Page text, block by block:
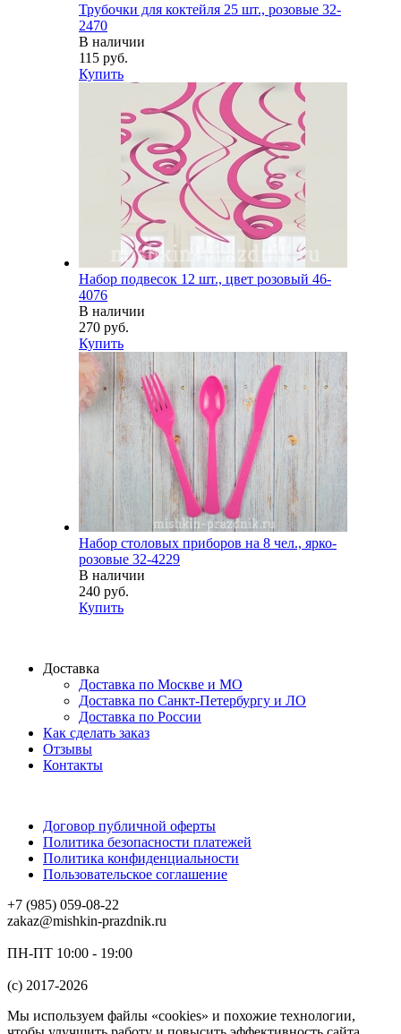
Трубочки для коктейля 25 шт., розовые 32-
2470
В наличии
115 руб.
Купить
Набор подвесок 12 шт., цвет розовый 46-
4076
В наличии
270 руб.
Купить
Набор столовых приборов на 8 чел., ярко-
розовые 32-4229
В наличии
240 руб.
Купить
Доставка
Доставка по Москве и МО
Доставка по Санкт-Петербургу и ЛО
Доставка по России
Как сделать заказ
Отзывы
Контакты
Договор публичной оферты
Политика безопасности платежей
Политика конфиденциальности
Пользовательское соглашение
+7 (985) 059-08-22
zakaz@mishkin-prazdnik.ru
ПН-ПТ 10:00 - 19:00
(c) 2017-2026
Мы используем файлы «cookies» и похожие технологии,